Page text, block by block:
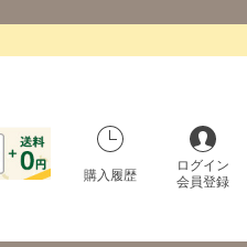
購入履歴
ログイン
会員登録